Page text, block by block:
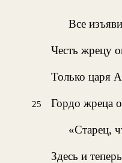
Все
Честь жрецу
Только царя
25
Гордо жреца
«Старец,
Здесь и